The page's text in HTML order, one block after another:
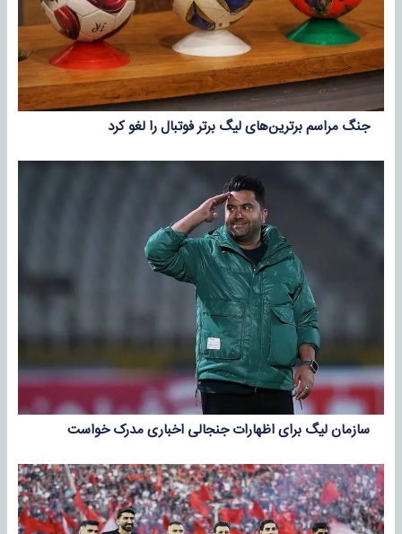
جنگ مراسم برترین‌های لیگ برتر فوتبال را لغو کرد
سازمان لیگ برای اظهارات جنجالی اخباری مدرک خواست